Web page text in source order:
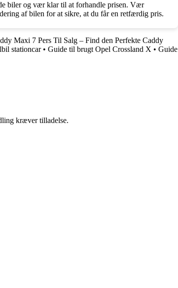
biler og vær klar til at forhandle prisen. Vær
af bilen for at sikre, at du får en retfærdig pris.
Maxi 7 Pers Til Salg – Find den Perfekte Caddy
stationcar• Guide til brugt Opel Crossland X • Guide
kræver tilladelse.